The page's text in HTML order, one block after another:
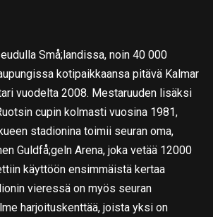
Små;landissa, noin 40 000
kotipaikkaansa pitävä Kalmar
vuodelta 2008. Mestaruuden lisäksi
cupin kolmasti vuosina 1981,
stadionina toimii seuran oma,
Guldfå;geln Arena, joka vetää 12000
käyttöön ensimmäistä kertaa
vieressä on myös seuran
harjoituskenttää, joista yksi on